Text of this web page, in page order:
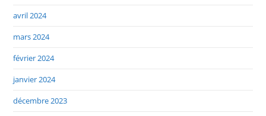
avril 2024
mars 2024
février 2024
janvier 2024
décembre 2023